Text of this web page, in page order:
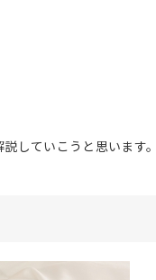
していこうと思います。